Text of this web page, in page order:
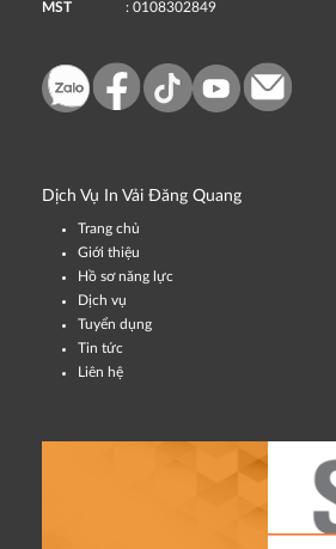
MST : 0108302849
Dịch Vụ In Vải Đăng Quang
Trang chủ
Giới thiệu
Hồ sơ năng lực
Dịch vụ
Tuyển dụng
Tin tức
Liên hệ